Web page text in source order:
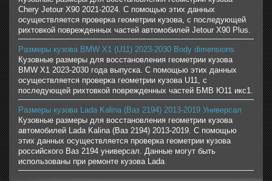
Chery Jetour X90 2021-2024. С помощью этих данных
осуществляется проверка геометрии кузова, с последующей
рихтовкой поврежденных частей автомобилей Jetour X90 Plus.
Размеры кузова BMW X1 (U11) 2023-2030 Body dimensions
Кузовные размеры для восстановления геометрии кузова
BMW X1 2023-2030 года выпуска. С помощью этих данных
осуществляется проверка геометрии кузова U11, с
последующей рихтовкой поврежденных частей БМВ Ю11 икс1.
Размеры кузова Lada Kalina (Ваз 2194) 2013-2019 Универсал
Кузовные размеры для восстановления геометрии кузова
автомобилей Lada Kalina (Ваз 2194) 2013-2019. С помощью
этих данных осуществляется проверка геометрии кузова
российского Ваз 2194 универсал. Данные могут быть
использованы при ремонте кузова Lada